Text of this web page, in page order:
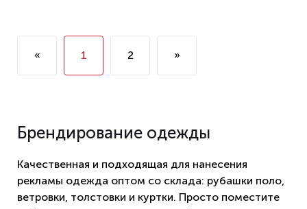
« 1 2 »
Брендирование одежды
Качественная и подходящая для нанесения
рекламы одежда оптом со склада: рубашки поло,
ветровки, толстовки и куртки. Просто поместите